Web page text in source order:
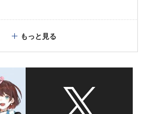
もっと見る